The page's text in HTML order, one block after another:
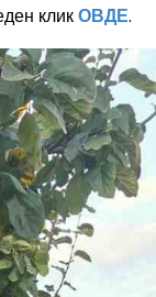
кликОВДЕ.
Целосно
Сонцето 2026:
најголемиот
во Европа